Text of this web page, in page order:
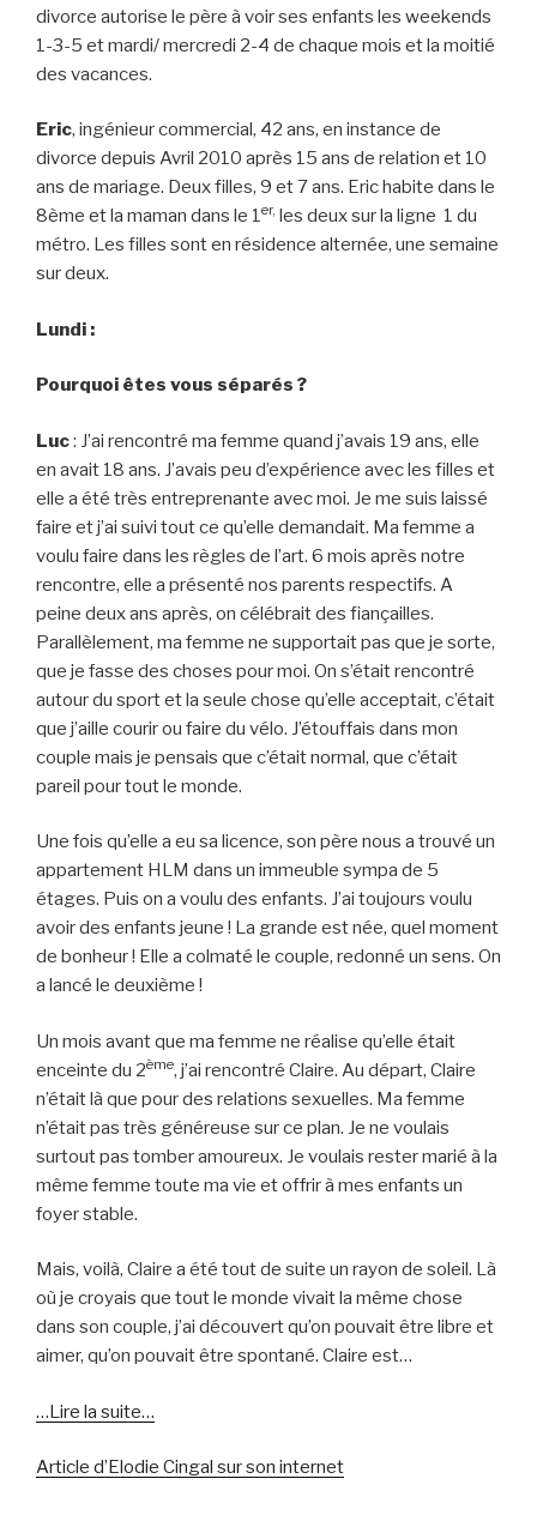
divorce autorise le père à voir ses enfants les weekends
1-3-5 et mardi/ mercredi 2-4 de chaque mois et la moitié
des vacances.
Eric, ingénieur commercial, 42 ans, en instance de
divorce depuis Avril 2010 après 15 ans de relation et 10
ans de mariage. Deux filles, 9 et 7 ans. Eric habite dans le
8ème et la maman dans le 1er, les deux sur la ligne 1 du
métro. Les filles sont en résidence alternée, une semaine
sur deux.
Lundi :
Pourquoi êtes vous séparés ?
Luc: J’ai rencontré ma femme quand j’avais 19 ans, elle
en avait 18 ans. J’avais peu d’expérience avec les filles et
elle a été très entreprenante avec moi. Je me suis laissé
faire et j’ai suivi tout ce qu’elle demandait. Ma femme a
voulu faire dans les règles de l’art. 6 mois après notre
rencontre, elle a présenté nos parents respectifs. A
peine deux ans après, on célébrait des fiançailles.
Parallèlement, ma femme ne supportait pas que je sorte,
que je fasse des choses pour moi. On s’était rencontré
autour du sport et la seule chose qu’elle acceptait, c’était
que j’aille courir ou faire du vélo. J’étouffais dans mon
couple mais je pensais que c’était normal, que c’était
pareil pour tout le monde.
Une fois qu’elle a eu sa licence, son père nous a trouvé un
appartement HLM dans un immeuble sympa de 5
étages. Puis on a voulu des enfants. J’ai toujours voulu
avoir des enfants jeune ! La grande est née, quel moment
de bonheur ! Elle a colmaté le couple, redonné un sens. On
a lancé le deuxième !
Un mois avant que ma femme ne réalise qu’elle était
enceinte du 2ème, j’ai rencontré Claire. Au départ, Claire
n’était là que pour des relations sexuelles. Ma femme
n’était pas très généreuse sur ce plan. Je ne voulais
surtout pas tomber amoureux. Je voulais rester marié à la
même femme toute ma vie et offrir à mes enfants un
foyer stable.
Mais, voilà, Claire a été tout de suite un rayon de soleil. Là
où je croyais que tout le monde vivait la même chose
dans son couple, j’ai découvert qu’on pouvait être libre et
aimer, qu’on pouvait être spontané. Claire est…
…Lire la suite…
Article d’Elodie Cingal sur son internet